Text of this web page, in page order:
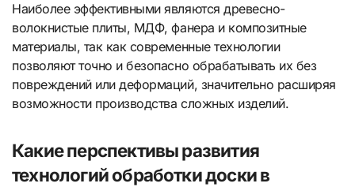
Наиболее эффективными являются древесно-
волокнистые плиты, МДФ, фанера и композитные
материалы, так как современные технологии
позволяют точно и безопасно обрабатывать их без
повреждений или деформаций, значительно расширяя
возможности производства сложных изделий.
Какие перспективы развития
технологий обработки доски в